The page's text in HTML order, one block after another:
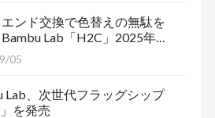
ンド交換で色替えの無駄を
Lab「H2C」2025年末
05
Lab、次世代フラッグシップ
」を発売